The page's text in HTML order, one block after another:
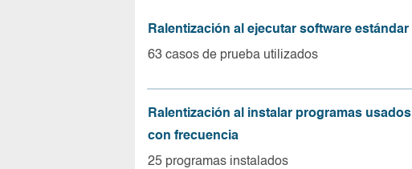
Ralentización al ejecutar software estándar
63 casos de prueba utilizados
Ralentización al instalar programas usados
con frecuencia
25 programas instalados